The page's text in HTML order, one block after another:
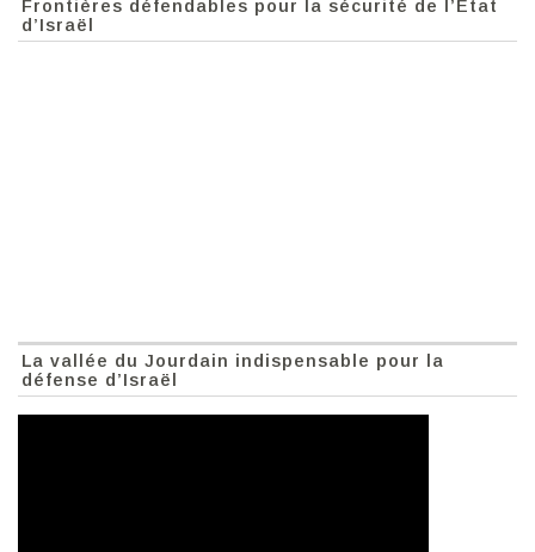
Frontières défendables pour la sécurité de l’Etat
d’Israël
La vallée du Jourdain indispensable pour la
défense d’Israël